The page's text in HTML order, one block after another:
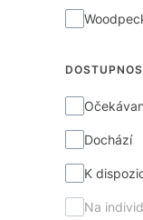
Prodejce
Dostupnost
Dochází
K
Na